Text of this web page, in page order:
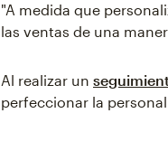
"A medida que
las ventas de una
Al realizar un
perfeccionar la